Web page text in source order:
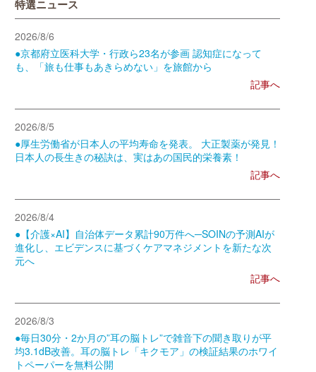
特選ニュース
2026/8/6
●京都府立医科大学・行政ら23名が参画 認知症になって
も、「旅も仕事もあきらめない」を旅館から
記事へ
2026/8/5
●厚生労働省が日本人の平均寿命を発表。 大正製薬が発見！
日本人の長生きの秘訣は、実はあの国民的栄養素！
記事へ
2026/8/4
●【介護×AI】自治体データ累計90万件へ─SOINの予測AIが
進化し、エビデンスに基づくケアマネジメントを新たな次
元へ
記事へ
2026/8/3
●毎日30分・2か月の”耳の脳トレ”で雑音下の聞き取りが平
均3.1dB改善。耳の脳トレ「キクモア」の検証結果のホワイ
トペーパーを無料公開